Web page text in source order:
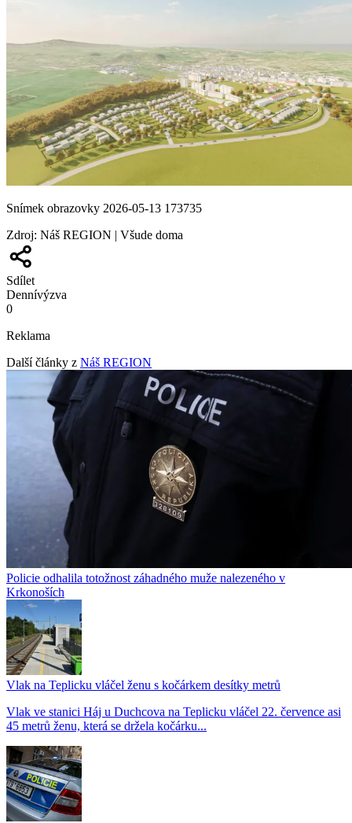
Snímek obrazovky 2026-05-13 173735
Zdroj: Náš REGION | Všude doma
Sdílet
Dennívýzva
0
Reklama
Další články z Náš REGION
Policie odhalila totožnost záhadného muže nalezeného v
Krkonoších
Vlak na Teplicku vláčel ženu s kočárkem desítky metrů
Vlak ve stanici Háj u Duchcova na Teplicku vláčel 22. července asi
45 metrů ženu, která se držela kočárku...